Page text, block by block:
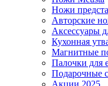
Ножи
Авторские
Аксессуары
Кухонная
Магнитные
Палочки для
Подарочные
Акции 2025